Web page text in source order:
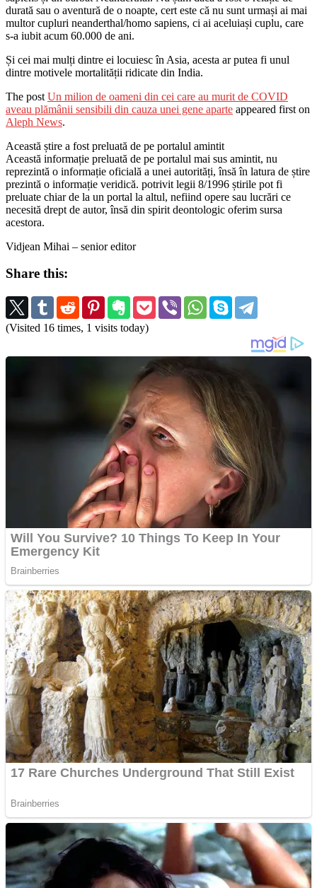
durată sau o aventură de o noapte, cert este că nu sunt urmași ai mai
multor cupluri neanderthal/homo sapiens, ci ai aceluiași cuplu, care
s-a iubit acum 60.000 de ani.
Și cei mai mulți dintre ei locuiesc în Asia, acesta ar putea fi unul
dintre motivele mortalității ridicate din India.
The post Un milion de oameni din cei care au murit de COVID
aveau plămânii sensibili din cauza unei gene aparte appeared first on
Aleph News.
Această știre a fost preluată de pe portalul amintit
Această informație preluată de pe portalul mai sus amintit, nu
reprezintă o informație oficială a unei autorități, însă în latura de știre
prezintă o informație veridică. potrivit legii 8/1996 știrile pot fi
preluate chiar de la un portal la altul, nefiind opere sau lucrări ce
necesită drept de autor, însă din spirit deontologic oferim sursa
acestora.
Vidjean Mihai – senior editor
Share this:
(Visited 16 times, 1 visits today)